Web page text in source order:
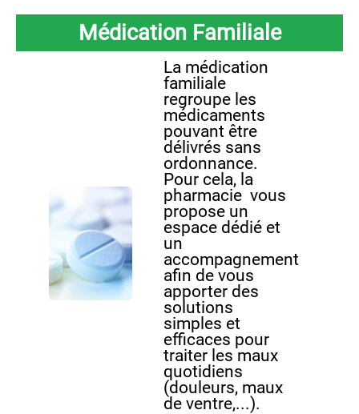
Médication Familiale
La médication
familiale
regroupe les
médicaments
pouvant être
délivrés sans
ordonnance.
Pour cela, la
pharmacie vous
propose un
espace dédié et
un
accompagnement
afin de vous
apporter des
solutions
simples et
efficaces pour
traiter les maux
quotidiens
(douleurs, maux
de ventre,...).